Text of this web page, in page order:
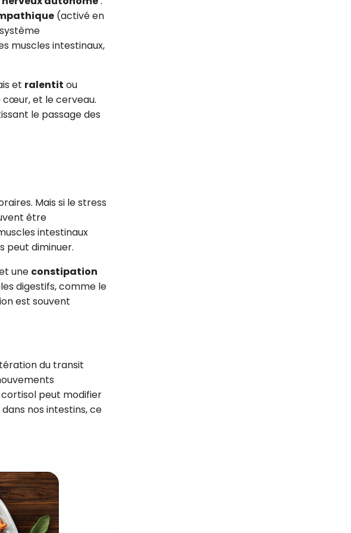
(activé en
muscles intestinaux,
et ralentit ou
cœur, et le cerveau.
le passage des
Mais si le stress
être
intestinaux
peut diminuer.
une constipation
digestifs, comme le
est souvent
du transit
cortisol peut modifier
nos intestins, ce